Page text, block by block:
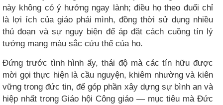
này không có ý hướng ngay lành; điều họ theo đuổi chỉ
là lợi ích của giáo phái mình, đồng thời sử dụng nhiều
thủ đoạn và sự ngụy biện để áp đặt cách cuồng tín lý
tưởng mang màu sắc cứu thế của họ.
Đứng trước tình hình ấy, thái độ mà các tín hữu được
mời gọi thực hiện là cầu nguyện, khiêm nhường và kiên
vững trong đức tin, để góp phần xây dựng sự bình an và
hiệp nhất trong Giáo hội Công giáo — mục tiêu mà Đức